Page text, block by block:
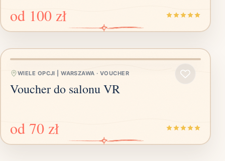
od 100 zł
WIELE OPCJI | WARSZAWA ·VOUCHER
Voucher do salonu VR
od 70 zł